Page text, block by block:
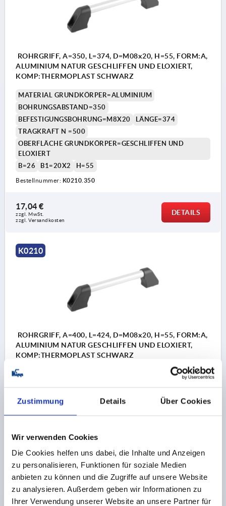
Zustimmung Details Über Cookies
Wir verwenden Cookies
Die Cookies helfen uns dabei, die Inhalte und Anzeigen
zu personalisieren, Funktionen für soziale Medien
anbieten zu können und die Zugriffe auf unsere Website
zu analysieren. Außerdem geben wir Informationen zu
Ihrer Verwendung unserer Website an unsere Partner für
ROHRGRIFF, A=350, L=374, D=M08x20, H=55, FORM:A,
ALUMINIUM NATUR GESCHLIFFEN UND ELOXIERT,
KOMP:THERMOPLAST SCHWARZ
MATERIAL GRUNDKÖRPER=ALUMINIUM
BOHRUNGSABSTAND=350
BEFESTIGUNGSBOHRUNG=M8X20
LÄNGE=374
TRAGKRAFT N =500
OBERFLÄCHE GRUNDKÖRPER=GESCHLIFFEN UND
ELOXIERT
B=26
B1=20X2 H=55
Bestellnummer: K0210.350
17,04 €
zzgl. MwSt.
zzgl. Versandkosten
DETAILS
K0210
ROHRGRIFF, A=400, L=424, D=M08x20, H=55, FORM:A,
ALUMINIUM NATUR GESCHLIFFEN UND ELOXIERT,
KOMP:THERMOPLAST SCHWARZ
MATERIAL GRUNDKÖRPER=ALUMINIUM
BEFESTIGUNGSBOHRUNG=M8X20
LÄNGE=424
18,02 €
zzgl. MwSt.
zzgl. Versandkosten
DETAILS